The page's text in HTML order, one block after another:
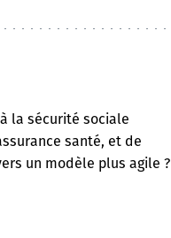
la sécurité sociale
santé, et de
un modèle plus agile ?